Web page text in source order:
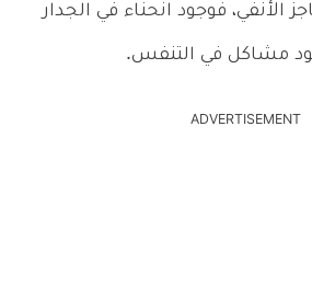
الأنفي، فوجود انحناء في الجدار
مشاكل في التنفس.
ADVERTISEMENT